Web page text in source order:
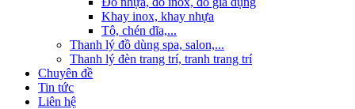
Khay inox, khay nhựa
Tô, chén dĩa,...
Thanh lý đồ dùng spa, salon,...
Thanh lý đèn trang trí, tranh trang trí
Chuyên đề
Tin tức
Liên hệ